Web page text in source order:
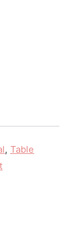
, Table